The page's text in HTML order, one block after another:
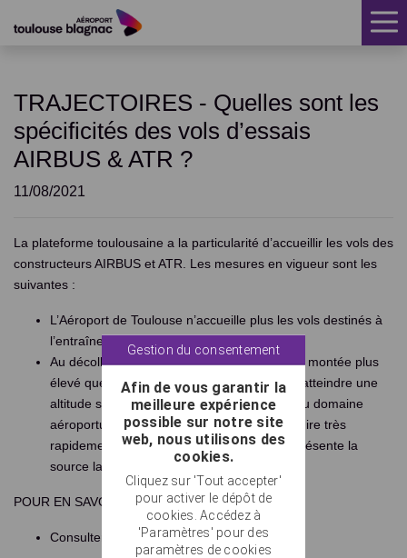
Gestion du consentement
Afin de vous garantir la
meilleure expérience
possible sur notre site
web, nous utilisons des
cookies.
Cliquez sur 'Tout accepter'
pour activer le dépôt de
cookies. Accédez à
'Paramètres' pour des
paramètres de cookies
CLIMAT SONORE
TRAJECTOIRES
MESURE DU BRUIT
RÉCLAMATIONS
ACTUALITÉS
PUBLICATIONS
TRAJECTOIRES - Quelles sont les
spécificités des vols d’essais
AIRBUS & ATR ?
11/08/2021
La plateforme toulousaine a la particularité d’accueillir les vols des
constructeurs AIRBUS et ATR. Les mesures en vigueur sont les
suivantes :
L’Aéroport de Toulouse n’accueille plus les vols destinés à
l’entraînement des Pilotes.
Au décollage, les vols d’essai ont un taux de montée plus
élevé que les vols commerciaux de façon à atteindre une
altitude suffisante à la verticale des limites du domaine
aéroportuaire. Cette mesure permet de réduire très
rapidement la poussée des moteurs qui représente la
source la plus importante de bruit.
POUR EN SAVOIR +
Consulter la page sur les vols d'essais